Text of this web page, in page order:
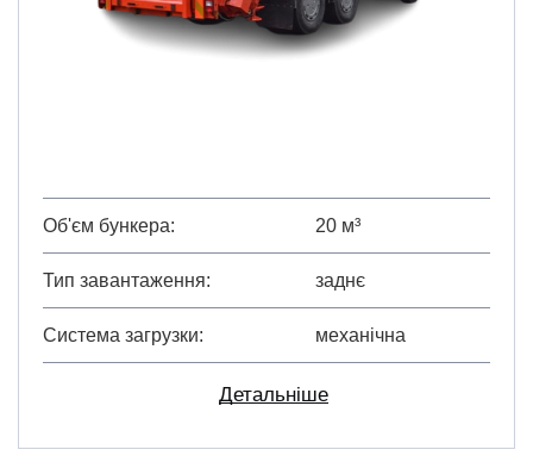
Об'єм бункера 20 м³
Тип завантаження заднє
Система загрузки механічна
Детальніше